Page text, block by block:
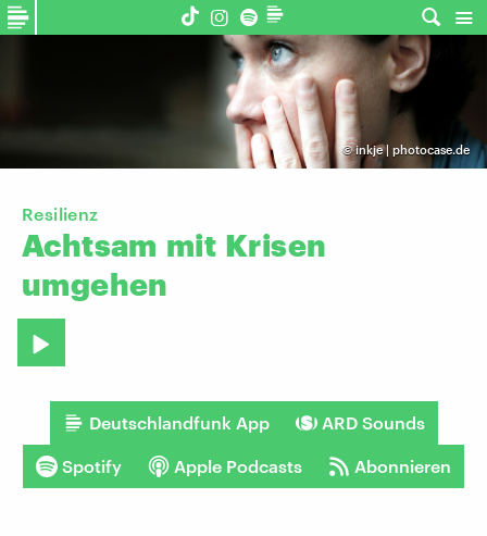
©inkje | photocase.de
Resilienz
Achtsam mit Krisen
umgehen
Deutschlandfunk App ARD Sounds
Spotify Apple Podcasts Abonnieren